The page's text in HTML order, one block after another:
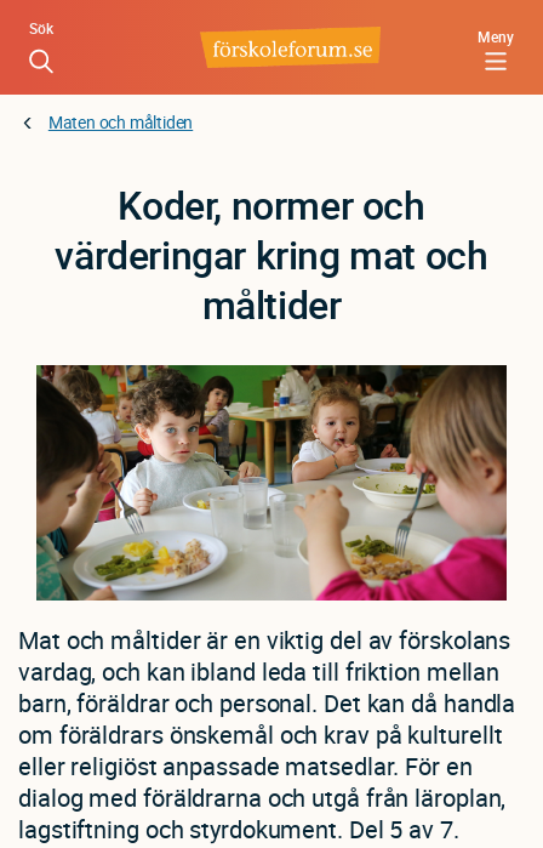
Hoppa
huvudinnehåll
Meny
Sök
Maten och måltiden
Koder, normer och
värderingar kring mat och
måltider
Mat och måltider är en viktig del av förskolans
vardag, och kan ibland leda till friktion mellan
barn, föräldrar och personal. Det kan då handla
om föräldrars önskemål och krav på kulturellt
eller religiöst anpassade matsedlar. För en
dialog med föräldrarna och utgå från läroplan,
lagstiftning och styrdokument. Del 5 av 7.